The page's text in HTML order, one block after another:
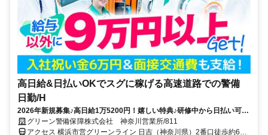
高日給&日払いOKでスグに稼げる高速道路での警備
日勤/H
2026年新規募集♪高日給1万5200円！嬉しい特典♪研修中から日払い可
能！入社祝金6万円！未経験OK
グリーン警備保障株式会社 神奈川営業所/811
アクセス 横浜市営グリーンライン 日吉（神奈川県）2番口徒歩約6